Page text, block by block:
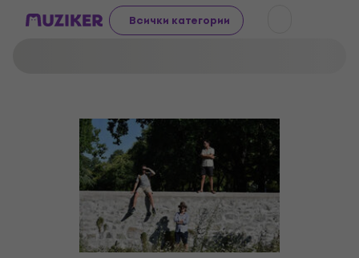
Всички категории